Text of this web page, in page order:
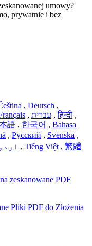
umowy?
prywatnie i bez
, Deutsch ,
, עברית ,हिन्दी ,
語 , 한국어 , Bahasa
, Русский , Svenska ,
اردو , Tiếng Việt , 繁體
zeskanowane PDF
Pliki PDF do Złożenia